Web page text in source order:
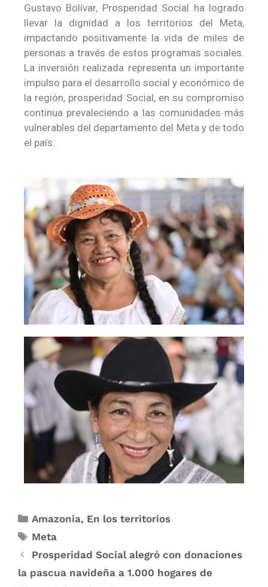
Gustavo Bolívar, Prosperidad Social ha logrado
llevar la dignidad a los territorios del Meta,
impactando positivamente la vida de miles de
personas a través de estos programas sociales.
La inversión realizada representa un importante
impulso para el desarrollo social y económico de
la región, prosperidad Social, en su compromiso
continua prevaleciendo a las comunidades más
vulnerables del departamento del Meta y de todo
el país.
Amazonia, En los territorios
Meta
Prosperidad Social alegró con donaciones
la pascua navideña a 1.000 hogares de